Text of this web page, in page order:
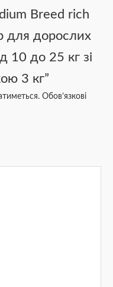
Breed rich
для дорослих
10 до 25 кг зі
3 кг”
Обов’язкові